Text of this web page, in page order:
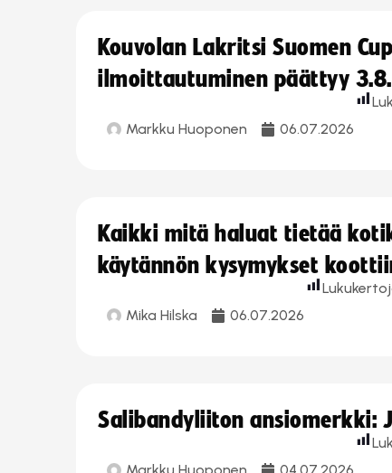
Kouvolan Lakritsi Suomen
ilmoittautuminen päättyy 3.8.
Markku Huoponen 06.07.2026
Kaikki mitä haluat tietää
käytännön kysymykset
Mika Hilska 06.07.2026
Salibandyliiton ansiomerkki: